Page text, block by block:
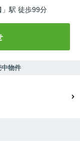
」駅 徒歩99分
中物件